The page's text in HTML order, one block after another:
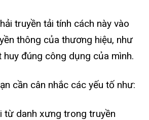
truyền tải tính cách này vào
thông của thương hiệu, như
huy đúng công dụng của mình.
cần cân nhắc các yếu tố như:
từ danh xưng trong truyền